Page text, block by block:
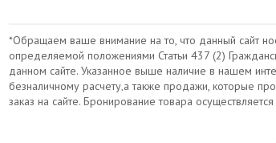
*Обращаем ваше внимание на то, что данный сайт
определяемой положениями Статьи 437 (2)
данном сайте. Указанное выше наличие в нашем
безналичному расчету‚а также продажи, которые
заказ на сайте. Бронирование товара